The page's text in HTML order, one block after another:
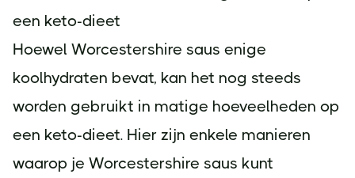
een keto-dieet
Hoewel Worcestershire saus enige
koolhydraten bevat, kan het nog steeds
worden gebruikt in matige hoeveelheden op
een keto-dieet. Hier zijn enkele manieren
waarop je Worcestershire saus kunt